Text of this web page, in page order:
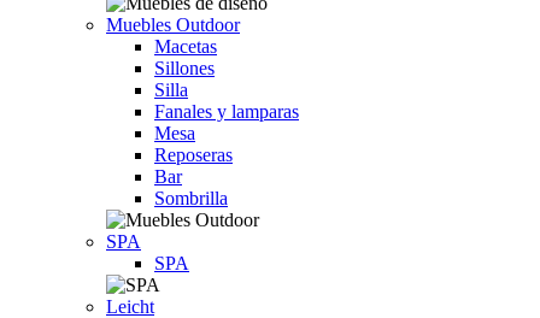
Muebles Outdoor
Macetas
Sillones
Silla
Fanales y lamparas
Mesa
Reposeras
Bar
Sombrilla
SPA
SPA
Leicht